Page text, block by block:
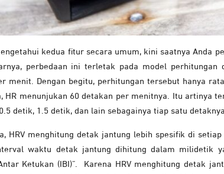
kedua fitur secara umum, kini saatnya Anda
perbedaan ini terletak pada model
menit. Dengan begitu, perhitungan tersebut hanya
HR menunjukan 60 detakan per menitnya. Itu artinya
detik, 1.5 detik, dan lain sebagainya tiap satu
HRV menghitung detak jantung lebih spesifik di
waktu detak jantung dihitung dalam milidetik
Ketukan (IBI)”. Karena HRV menghitung detak